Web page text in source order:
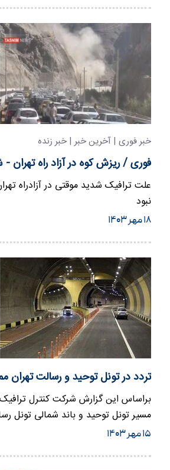
خبر فوری | آخرین خبر | خبر زنده
فوری / ریزش کوه در آزاد راه تهران
علت ترافیک شدید موقتی در آزادراه
نبود
۱۸ مهر ۱۴۰۳
تردد در تونل توحید و رسالت تهران
مسیر تونل توحید و باند شمالی تونل
غرب از ساعت ۲۴…
۱۵ مهر ۱۴۰۳